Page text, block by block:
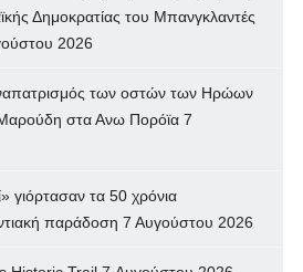
Δημοκρατίας του Μπανγκλαντές
2026
των oστών των Ηρώων
στα Ανω Πορόϊα 7
γιόρτασαν τα 50 χρόνια
παράδοση 7 Αυγούστου 2026